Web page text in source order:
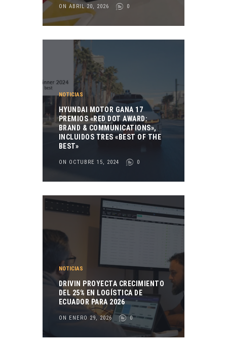
ON ABRIL 20, 2026 0
NOTICIAS
HYUNDAI MOTOR GANA 17
PREMIOS «RED DOT AWARD:
BRAND & COMMUNICATIONS»,
INCLUIDOS TRES «BEST OF THE
BEST»
ON OCTUBRE 15, 2024 0
NOTICIAS
DRIVIN PROYECTA CRECIMIENTO
DEL 25% EN LOGÍSTICA DE
ECUADOR PARA 2026
ON ENERO 29, 2026 0